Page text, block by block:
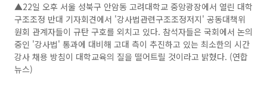
▲22일 오후 서울 성북구 안암동 고려대학교 중앙광장에서 열린 대학
구조조정 반대 기자회견에서 '강사법관련구조조정저지' 공동대책위
원회 관계자들이 규탄 구호를 외치고 있다. 참석자들은 국회에서 논의
중인 '강사법' 통과에 대비해 고대 측이 추진하고 있는 최소한의 시간
강사 채용 방침이 대학교육의 질을 떨어트릴 것이라고 밝혔다. (연합
뉴스)